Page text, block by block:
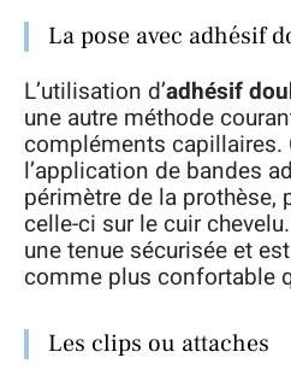
La pose avec adhésif
L’utilisation d’adhésif
une autre méthode
compléments capillaires.
l’application de bandes
périmètre de la prothèse,
celle-ci sur le cuir
une tenue sécurisée et
comme plus confortable
Les clips ou attaches